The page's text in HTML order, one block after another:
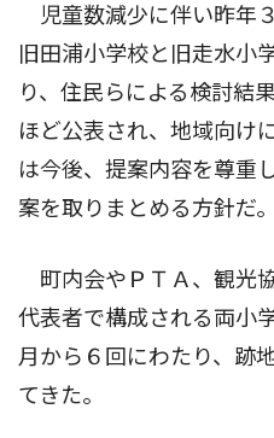
児童数減少に伴い昨年
旧田浦小学校と旧走水小
り、住民らによる検討結
ほど公表され、地域向け
は今後、提案内容を尊重
案を取りまとめる方針だ。
町内会やＰＴＡ、観光
代表者で構成される両小
月から６回にわたり、跡
てきた。